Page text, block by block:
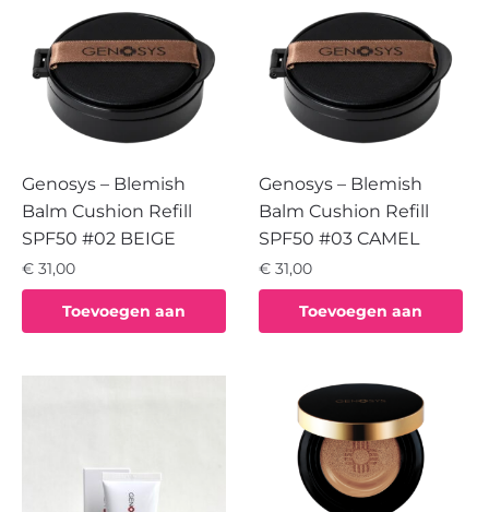
Genosys – Blemish
Balm Cushion Refill
SPF50 #02 BEIGE
€ 31,00
Toevoegen aan
Genosys – Blemish
Balm Cushion Refill
SPF50 #03 CAMEL
€ 31,00
Toevoegen aan